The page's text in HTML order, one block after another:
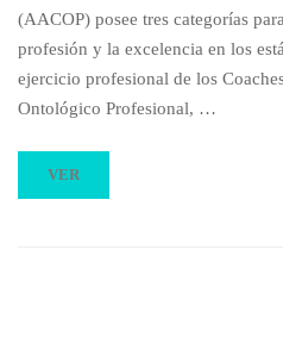
(AACOP) posee tres categorías
profesión y la excelencia en los
ejercicio profesional de los
Ontológico Profesional, …
VER